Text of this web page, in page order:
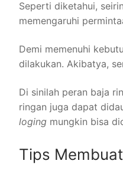
Seperti diketahui,
memengaruhi
Demi memenuhi
dilakukan. Akibatya,
Di sinilah peran baja
ringan juga dapat
loging mungkin bisa
Tips